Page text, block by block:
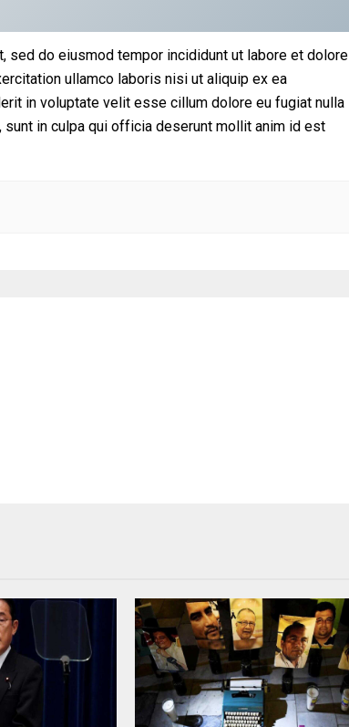
do eiusmod tempor incididunt ut labore et dolore
ullamco laboris nisi ut aliquip ex ea
in voluptate velit esse cillum dolore eu fugiat nulla
sunt in culpa qui officia deserunt mollit anim id est